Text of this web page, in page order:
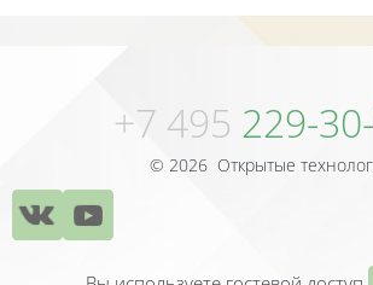
+7 495 229-
© 2026 Открытые